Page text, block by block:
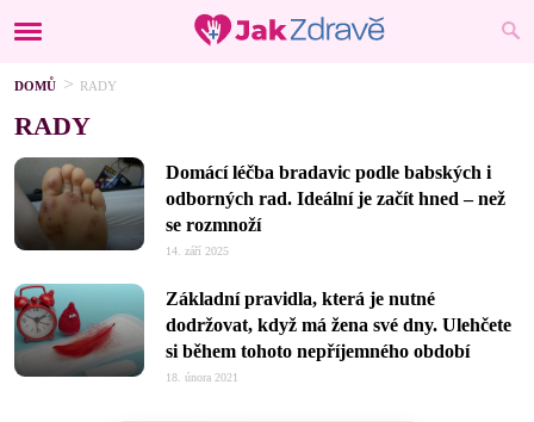
DOMŮ RADY
RADY
Domácí léčba bradavic podle babských i
odborných rad. Ideální je začít hned – než
se rozmnoží
14. září 2025
Základní pravidla, která je nutné
dodržovat, když má žena své dny. Ulehčete
si během tohoto nepříjemného období
18. února 2021